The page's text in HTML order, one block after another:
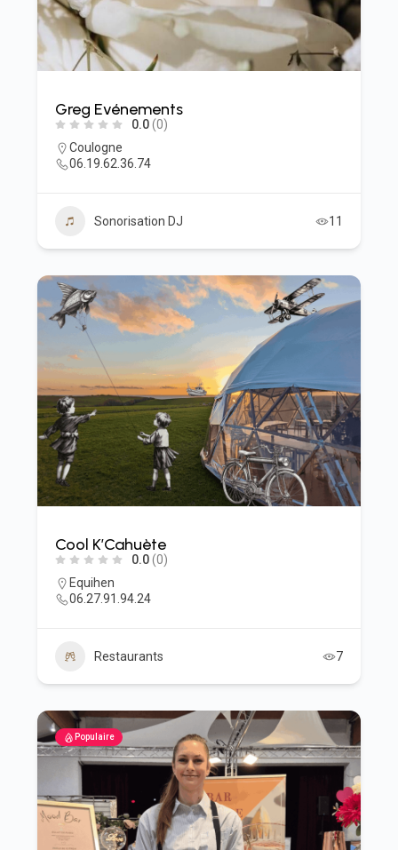
Greg Evénements
0.0(0)
Coulogne
06.19.62.36.74
Sonorisation DJ 11
Cool K’Cahuète
0.0(0)
Equihen
06.27.91.94.24
Restaurants 7
Populaire